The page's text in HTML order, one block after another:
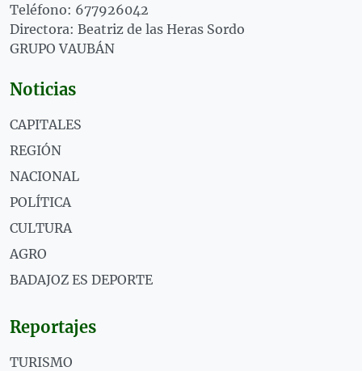
Teléfono: 677926042
Directora: Beatriz de las Heras Sordo
GRUPO VAUBÁN
Noticias
CAPITALES
REGIÓN
NACIONAL
POLÍTICA
CULTURA
AGRO
BADAJOZ ES DEPORTE
Reportajes
TURISMO